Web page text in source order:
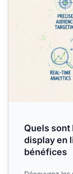
Quels sont
display en
bénéfices